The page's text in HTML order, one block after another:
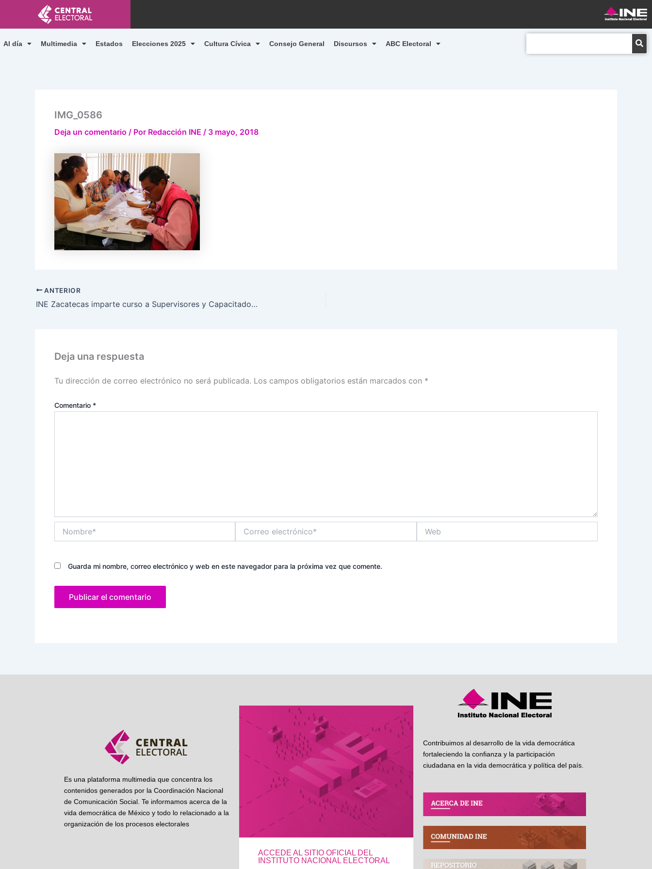
contenido
Al día Multimedia Estados Elecciones 2025 Cultura Cívica Consejo General Discursos ABC Electoral
IMG_0586
Deja un comentario / Por Redacción INE / 3 mayo, 2018
ANTERIOR
INE Zacatecas imparte curso a Supervisores y Capacitadores Asistentes Electorales
Deja una respuesta
Tu dirección de correo electrónico no será publicada. Los campos obligatorios están marcados con *
Comentario *
electrónico*
Guarda mi nombre, correo electrónico y web en este navegador para la próxima vez que comente.
Es una plataforma multimedia que concentra los
contenidos generados por la Coordinación Nacional
de Comunicación Social. Te informamos acerca de la
vida democrática de México y todo lo relacionado a la
organización de los procesos electorales
ACCEDE AL SITIO OFICIAL DEL
INSTITUTO NACIONAL ELECTORAL
Contribuimos al desarrollo de la vida democrática
fortaleciendo la confianza y la participación
ciudadana en la vida democrática y política del país.